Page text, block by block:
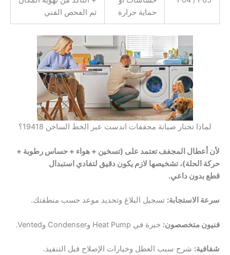
حماية حرارة
ثم الفحص الفني
لماذا تختار صيانة مجففات اندست عبر الخط الساخن 19418؟
لأن أعطال المجفف تعتمد على (تسخين + هواء + حساس رطوبة +
حركة الحلة)، تشخيصها لازم يكون دقيق لتفادي استبدال
قطع بدون داعي.
سرعة الاستجابة: تسجيل البلاغ وتحديد موعد حسب منطقتك.
فنيون متخصصون: خبرة في Heat Pump وCondenser وVented.
شفافية: شرح سبب العطل وخيارات الإصلاح قبل التنفيذ.